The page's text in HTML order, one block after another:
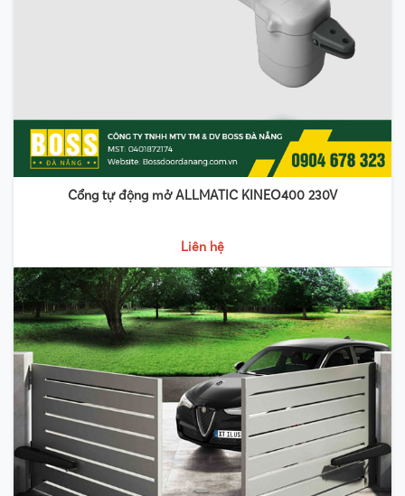
Cổng tự động mở ALLMATIC KINEO400 230V
Liên hệ